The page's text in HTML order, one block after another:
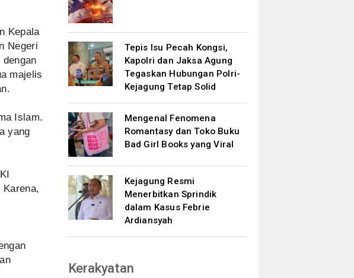
Kepala
Negeri
majelis
Islam.
yang
Tepis Isu Pecah Kongsi,
Kapolri dan Jaksa Agung
Tegaskan Hubungan Polri-
Kejagung Tetap Solid
Mengenal Fenomena
Romantasy dan Toko Buku
Bad Girl Books yang Viral
Kejagung Resmi
Menerbitkan Sprindik
dalam Kasus Febrie
Ardiansyah
Kerakyatan